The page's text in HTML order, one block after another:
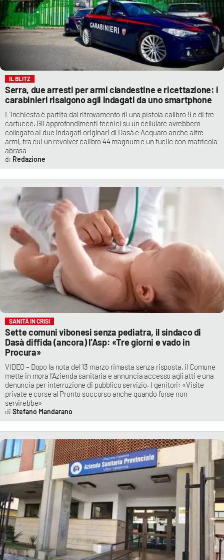
IL BLITZ
Serra, due arresti per armi clandestine e ricettazione: i
carabinieri risalgono agli indagati da uno smartphone
L’inchiesta è partita dal ritrovamento di una pistola calibro 9 e di tre
cartucce. Gli approfondimenti tecnici su un cellulare avrebbero
collegato ai due indagati originari di Dasà e Acquaro anche altre
armi, tra cui un revolver calibro 44 magnum e un fucile con matricola
abrasa
Redazione
SANITÀ IN CRISI
Sette comuni vibonesi senza pediatra, il sindaco di
Dasà diffida (ancora) l’Asp: «Tre giorni e vado in
Procura»
VIDEO – Dopo la nota del 13 marzo rimasta senza risposta, il Comune
mette in mora l’Azienda sanitaria e annuncia accesso agli atti e una
denuncia per interruzione di pubblico servizio. I genitori: «Visite
private e corse al Pronto soccorso anche quando forse non
servirebbe»
Stefano Mandarano